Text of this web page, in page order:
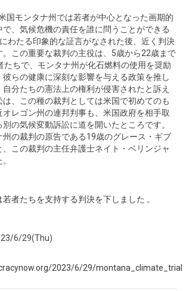
国モンタナ州では若者が中心となった画期的
、気候危機の責任を誰に問うことができる
わたる印象的な証言がなされた後、近く判決
この重要な裁判の主役は、5歳から22歳まで
たちで、モンタナ州が化石燃料の使用を奨励
彼らの健康に深刻な影響を与える政策を推し
分たちの憲法上の権利が侵害されたと訴え
、この種の裁判としては米国で初めてのも
レゴン州の連邦判事も、米国政府を相手取
の気候変動訴訟に道を開いたところです。
の裁判の原告である19歳のグレース・ギブ
、この裁判の主任弁護士ネイト・ベリンジャ
者たちを支持する判決を下しました 。
6/29(Thu)
2023/6/29/montana_climate_trial